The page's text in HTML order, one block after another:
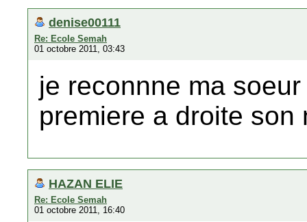
denise00111
Re: Ecole Semah
01 octobre 2011, 03:43
je reconnne ma
premiere a droite
HAZAN ELIE
Re: Ecole Semah
01 octobre 2011, 16:40